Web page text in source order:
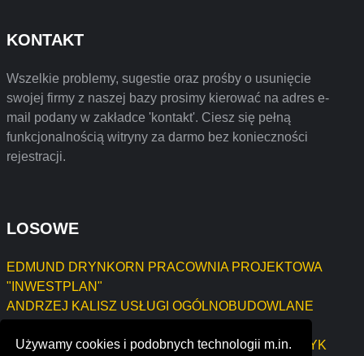
Używamy cookies i podobnych technologii m.in.
KONTAKT
Wszelkie problemy, sugestie oraz prośby o usunięcie
swojej firmy z naszej bazy prosimy kierować na adres e-
mail podany w zakładce 'kontakt'. Ciesz się pełną
funkcjonalnością witryny za darmo bez konieczności
rejestracji.
LOSOWE
EDMUND DRYNKORN PRACOWNIA PROJEKTOWA
"INWESTPLAN"
ANDRZEJ KALISZ USŁUGI OGÓLNOBUDOWLANE
PIEROGARNIA JEŻYCKA NATALIA GORZELAŃCZYK